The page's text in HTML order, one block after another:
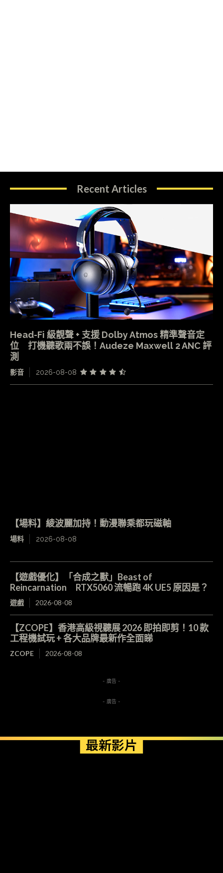
Recent Articles
Head-Fi 級靚聲 + 支援 Dolby Atmos 精準聲音定
位 打機聽歌兩不誤！Audeze Maxwell 2 ANC 評
測
影音 2026-08-08
【場料】綾波麗加持！動漫聯乘都玩磁軸
場料 2026-08-08
【遊戲優化】「合成之獸」Beast of
Reincarnation RTX5060 流暢跑 4K UE5 原因是？
遊戲 2026-08-08
【ZCOPE】香港高級視聽展 2026 即拍即剪！10 款
工程機試玩 + 各大品牌最新作全面睇
ZCOPE 2026-08-08
- 廣告 -
- 廣告 -
最新影片